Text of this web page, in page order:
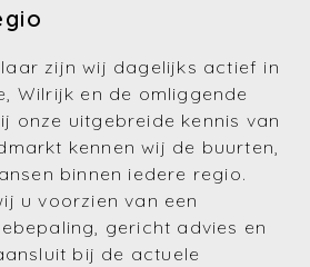
zijn wij dagelijks actief in
Wilrijk en de omliggende
onze uitgebreide kennis van
kennen wij de buurten,
binnen iedere regio.
u voorzien van een
gericht advies en
bij de actuele